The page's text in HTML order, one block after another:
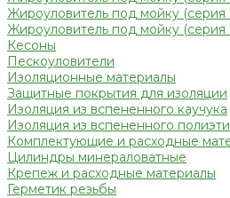
Жироуловитель под мойку (серия
Жироуловитель под мойку (серия
Кесоны
Пескоуловители
Изоляционные материалы
Защитные покрытия для изоляции
Изоляция из вспененного каучука
Изоляция из вспененного
Комплектующие и расходные
Цилиндры минераловатные
Крепеж и расходные материалы
Герметик резьбы